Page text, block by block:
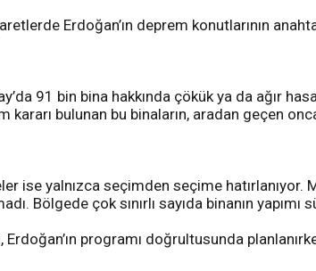
Erdoğan’ın deprem konutlarının
91 bin bina hakkında çökük ya da ağır
kararı bulunan bu binaların, aradan geçen
yalnızca seçimden seçime hatırlanıyor.
Bölgede çok sınırlı sayıda binanın
programı doğrultusunda